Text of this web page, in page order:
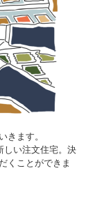
きます。
しい注文住宅。決
くことができま